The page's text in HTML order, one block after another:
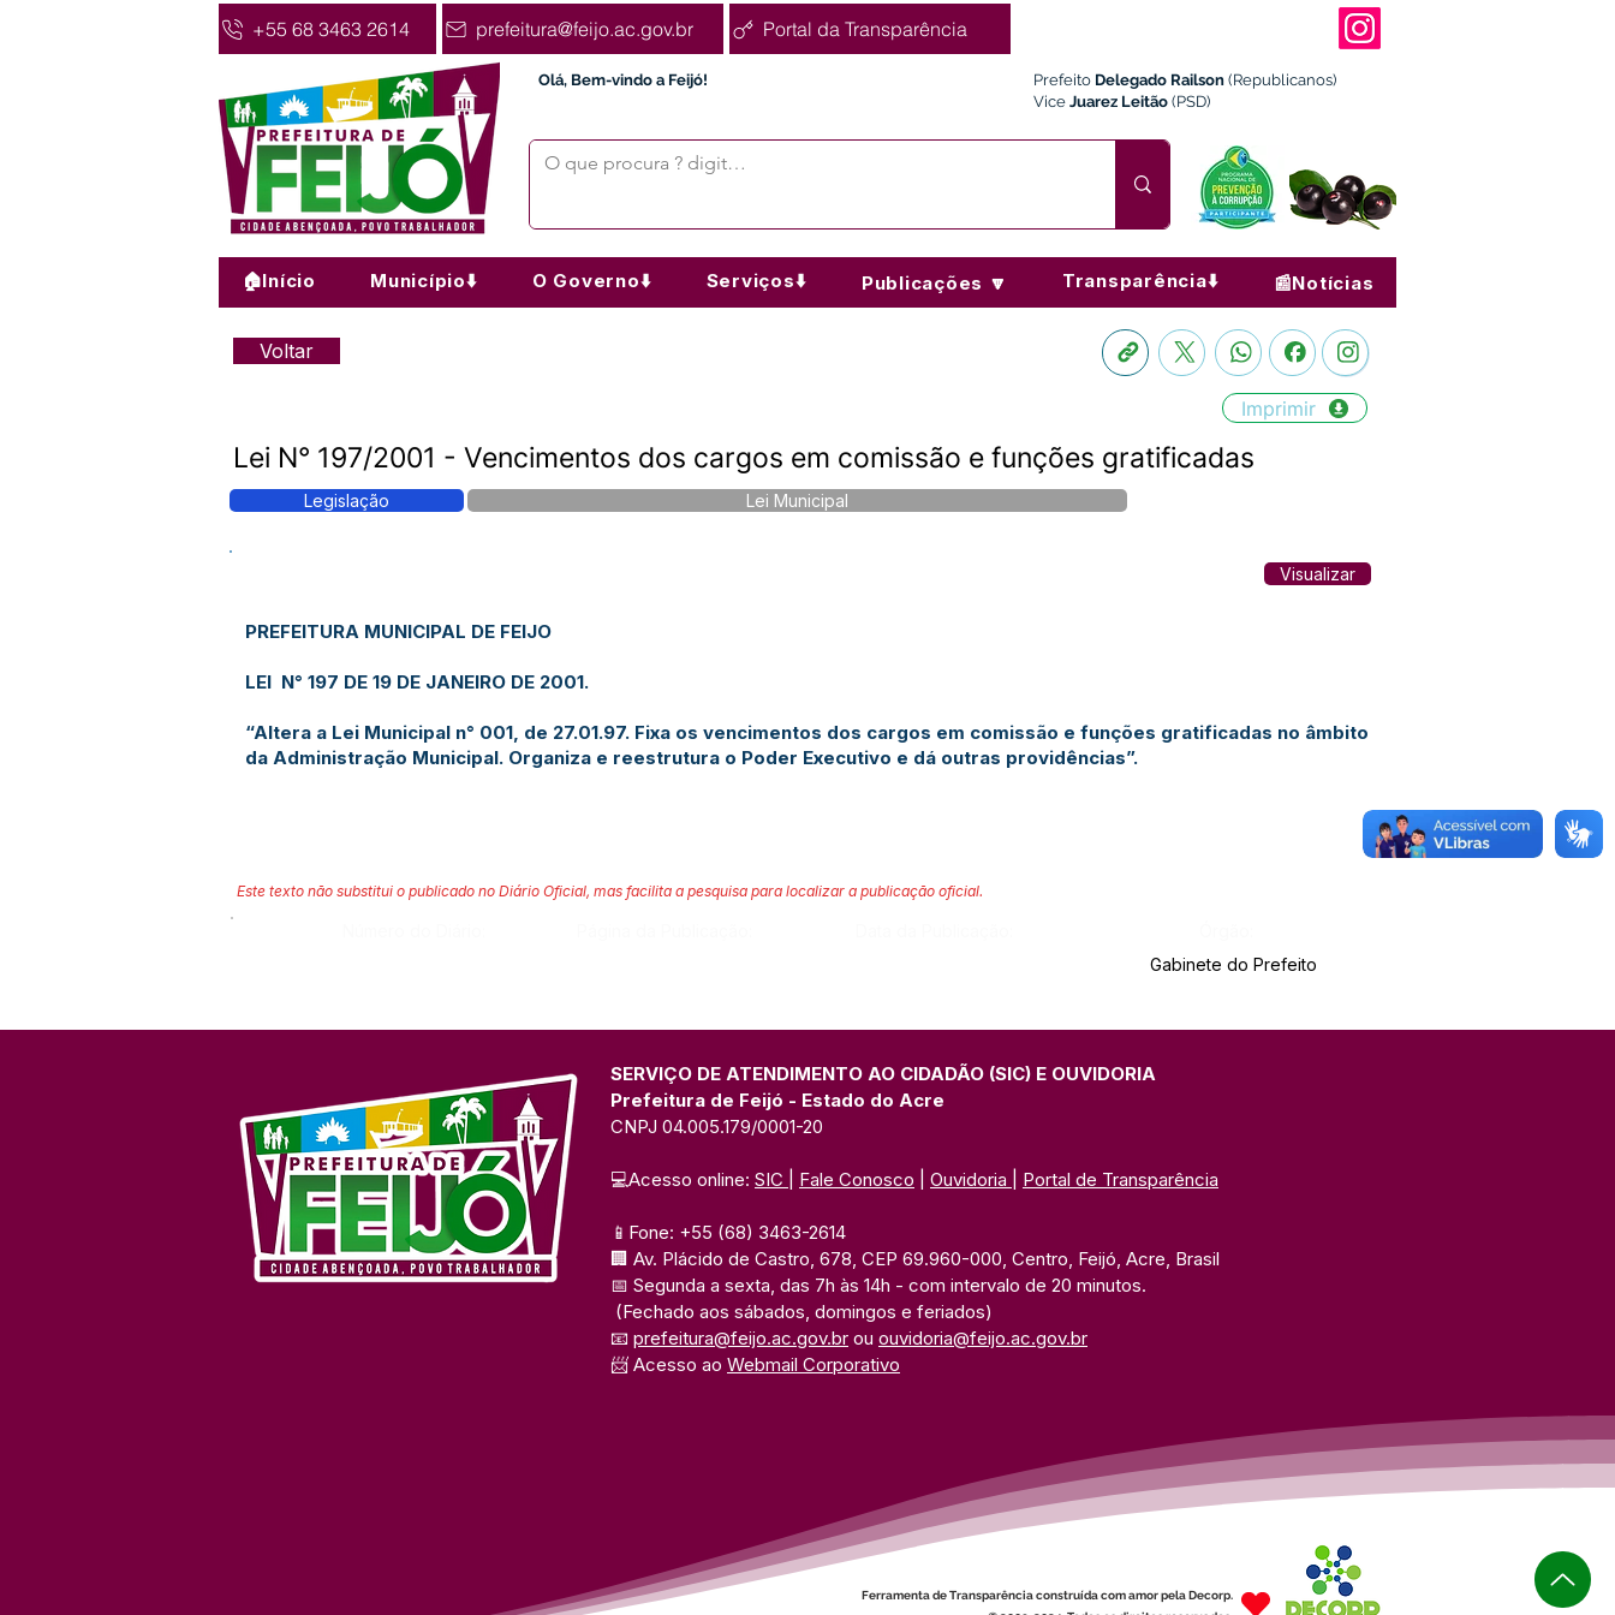
+55 68 3463 2614 prefeitura@feijo.ac.gov.br Portal da Transparência
Olá, Bem-vindo a Feijó! Prefeito Delegado Railson (Republicanos)
Vice Juarez Leitão (PSD)
🏠Início Município⬇️ O Governo⬇️ Serviços⬇️ Publicações 🔽 Transparência⬇️ 📰Notícias
Voltar
Imprimir
Lei N° 197/2001 - Vencimentos dos cargos em comissão e funções gratificadas
Legislação Lei Municipal
Visualizar
PREFEITURA MUNICIPAL DE FEIJO
LEI N° 197 DE 19 DE JANEIRO DE 2001.
“Altera a Lei Municipal n° 001, de 27.01.97. Fixa os vencimentos dos cargos em comissão e funções gratificadas no âmbito
da Administração Municipal. Organiza e reestrutura o Poder Executivo e dá outras providências”.
Este texto não substitui o publicado no Diário Oficial, mas facilita a pesquisa para localizar a publicação oficial.
Gabinete do Prefeito
SERVIÇO DE ATENDIMENTO AO CIDADÃO (SIC) E OUVIDORIA
Prefeitura de Feijó - Estado do Acre
CNPJ 04.005.179/0001-20
💻Acesso online: SIC Fale Conosco Ouvidoria Portal de Transparência
📱Fone: +55 (68) 3463-2614
🏢 Av. Plácido de Castro, 678, CEP 69.960-000, Centro, Feijó, Acre, Brasil
📅 Segunda a sexta, das 7h às 14h - com intervalo de 20 minutos.
(Fechado aos sábados, domingos e feriados)
📧 prefeitura@feijo.ac.gov.br ou ouvidoria@feijo.ac.gov.br
📨 Acesso ao Webmail Corporativo
Ferramenta de Transparência construída com amor pela Decorp.